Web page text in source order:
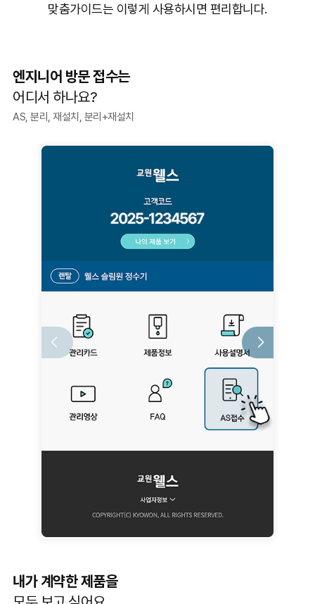
맞춤가이드는 이렇게 사용하시면 편리합니다.
엔지니어 방문 접수는
어디서 하나요?
AS, 분리, 재설치, 분리+재설치
내가 계약한 제품을